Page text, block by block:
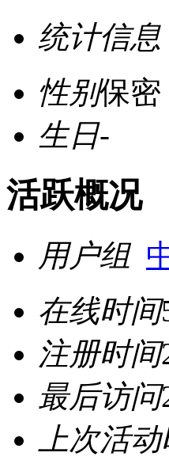
统计信息
性别保密
生日-
活跃概况
用户组
在线时间
注册时间
最后访问
上次活